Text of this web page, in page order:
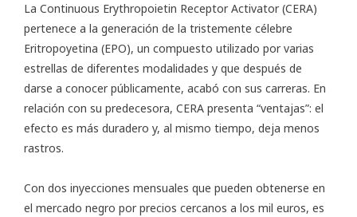
La Continuous Erythropoietin Receptor Activator (CERA)
pertenece a la generación de la tristemente célebre
Eritropoyetina (EPO), un compuesto utilizado por varias
estrellas de diferentes modalidades y que después de
darse a conocer públicamente, acabó con sus carreras. En
relación con su predecesora, CERA presenta “ventajas”: el
efecto es más duradero y, al mismo tiempo, deja menos
rastros.
Con dos inyecciones mensuales que pueden obtenerse en
el mercado negro por precios cercanos a los mil euros, es